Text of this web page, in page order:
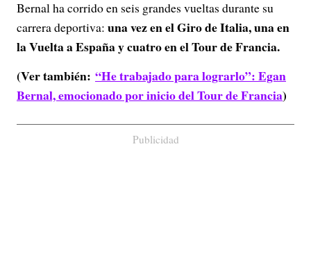
Bernal ha corrido en seis grandes vueltas durante su
carrera deportiva: una vez en el Giro de Italia, una en
la Vuelta a España y cuatro en el Tour de Francia.
(Ver también: “He trabajado para lograrlo”: Egan
Bernal, emocionado por inicio del Tour de Francia)
Publicidad